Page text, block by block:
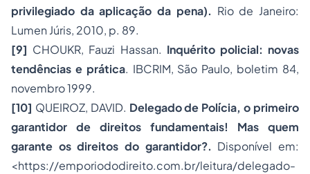
privilegiado da aplicação da pena). Rio de Janeiro:
Lumen Júris, 2010, p. 89.
[9] CHOUKR, Fauzi Hassan. Inquérito policial: novas
tendências e prática. IBCRIM, São Paulo, boletim 84,
novembro 1999.
[10] QUEIROZ, DAVID. Delegado de Polícia, o primeiro
garantidor de direitos fundamentais! Mas quem
garante os direitos do garantidor?. Disponível em:
<https://emporiododireito.com.br/leitura/delegado-